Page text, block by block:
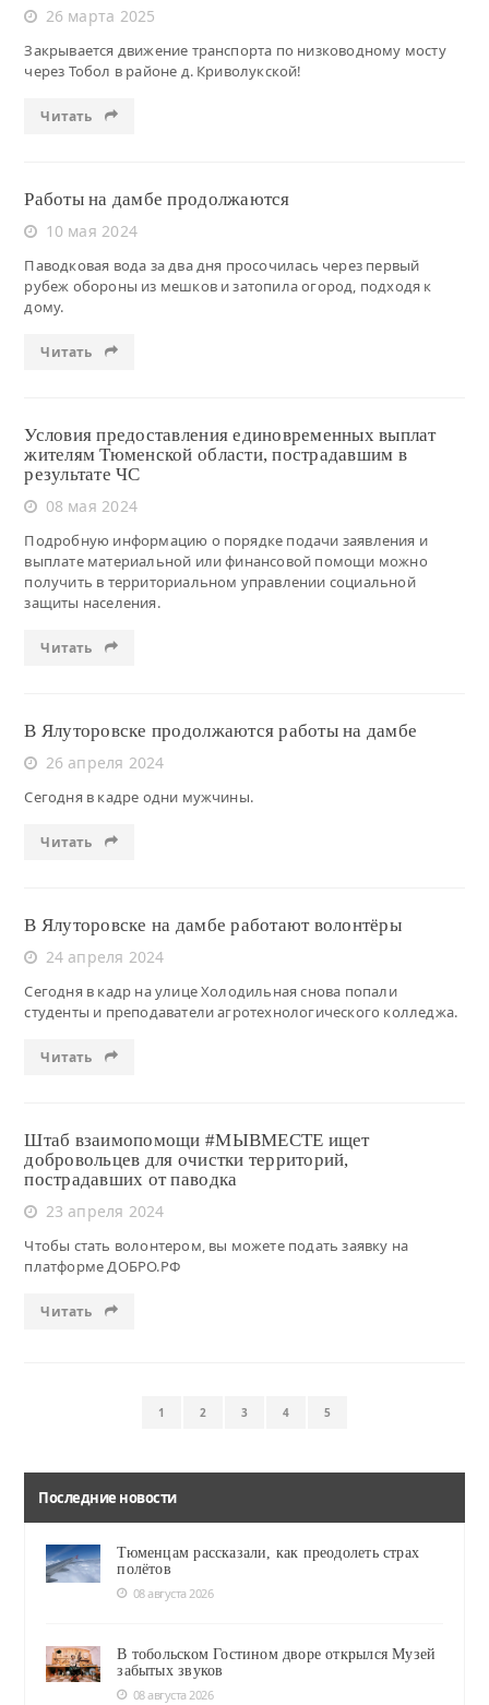
26 марта 2025
Закрывается движение транспорта по низководному мосту
через Тобол в районе д. Криволукской!
Читать
Работы на дамбе продолжаются
10 мая 2024
Паводковая вода за два дня просочилась через первый
рубеж обороны из мешков и затопила огород, подходя к
дому.
Читать
Условия предоставления единовременных выплат
жителям Тюменской области, пострадавшим в
результате ЧС
08 мая 2024
Подробную информацию о порядке подачи заявления и
выплате материальной или финансовой помощи можно
получить в территориальном управлении социальной
защиты населения.
Читать
В Ялуторовске продолжаются работы на дамбе
26 апреля 2024
Сегодня в кадре одни мужчины.
Читать
В Ялуторовске на дамбе работают волонтёры
24 апреля 2024
Сегодня в кадр на улице Холодильная снова попали
студенты и преподаватели агротехнологического колледжа.
Читать
Штаб взаимопомощи #МЫВМЕСТЕ ищет
добровольцев для очистки территорий,
пострадавших от паводка
23 апреля 2024
Чтобы стать волонтером, вы можете подать заявку на
платформе ДОБРО.РФ
Читать
1 2 3 4 5
Последние новости
Тюменцам рассказали, как преодолеть страх
полётов
08 августа 2026
В тобольском Гостином дворе открылся Музей
забытых звуков
08 августа 2026